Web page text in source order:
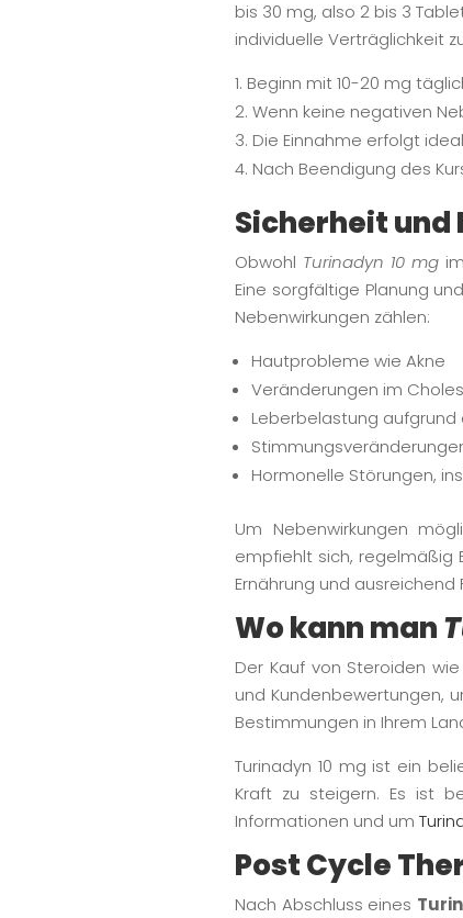
bis 30 mg, also 2 bis 3
individuelle Verträglichkeit
Beginn mit 10-20 mg
Wenn keine negativen
Die Einnahme erfolgt
Nach Beendigung des
Sicherheit und
Obwohl Turinadyn 10 mg
Eine sorgfältige Planung
Nebenwirkungen zählen:
Hautprobleme wie Akne
Veränderungen im
Leberbelastung aufgrund
Hormonelle Störungen,
Um Nebenwirkungen
empfiehlt sich, regelmäßig
Ernährung und ausreichend
Wo kann man
Der Kauf von Steroiden wie
und Kundenbewertungen,
Bestimmungen in Ihrem
Turinadyn 10 mg ist ein
Kraft zu steigern. Es ist
Informationen und um
Post Cycle
Nach Abschluss eines